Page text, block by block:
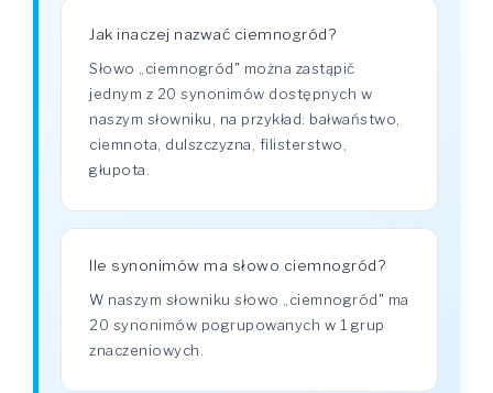
Jak inaczej nazwać ciemnogród?
Słowo „ciemnogród" można zastąpić
jednym z 20 synonimów dostępnych w
naszym słowniku, na przykład: bałwaństwo,
ciemnota, dulszczyzna, filisterstwo,
głupota.
Ile synonimów ma słowo ciemnogród?
W naszym słowniku słowo „ciemnogród" ma
20 synonimów pogrupowanych w 1 grup
znaczeniowych.